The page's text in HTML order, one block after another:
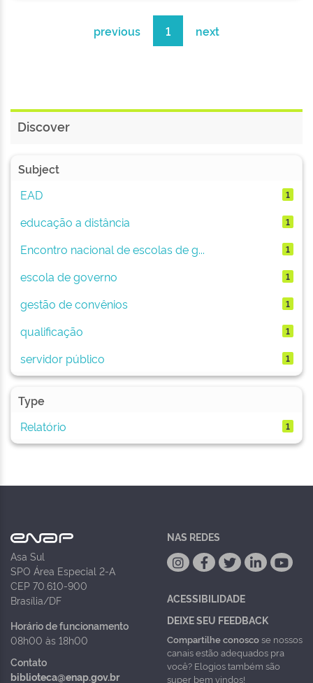
previous 1 next
Discover
Subject
EAD
1
educação a distância 1
Encontro nacional de escolas de g... 1
escola de governo 1
gestão de convênios 1
qualificação 1
servidor público 1
Type
Relatório
1
Asa Sul
SPO Área Especial 2-A
CEP 70.610-900
Brasília/DF
Horário de funcionamento
08h00 às 18h00
Contato
biblioteca@enap.gov.br
NAS REDES
ACESSIBILIDADE
DEIXE SEU FEEDBACK
Compartilhe conoscose nossos
canais estão adequados pra
você? Elogios também são
super bem vindos!